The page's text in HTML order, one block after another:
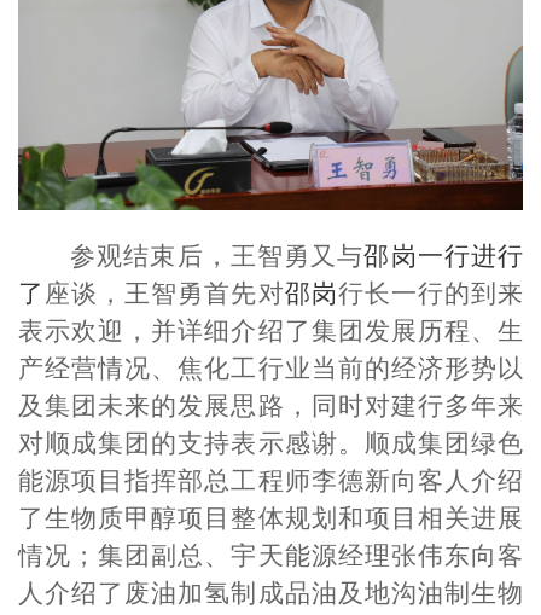
参观结束后，王智勇又与邵岗一行进行
了 座谈，王智勇首先对邵岗行长一行的到来
表示欢迎，并详细介绍了集团发展历程、生
产经营情况、焦化工行业当前的经济形势以
及集团未来的发展思路，同时对建行多年来
对顺成集团的支持表示感谢。顺成集团绿色
能源项目指挥部总工程师李德新向客人介绍
了生物质甲醇项目整体规划和项目相关进展
情况；集团副总、宇天能源经理张伟东向客
人介绍了废油加氢制成品油及地沟油制生物